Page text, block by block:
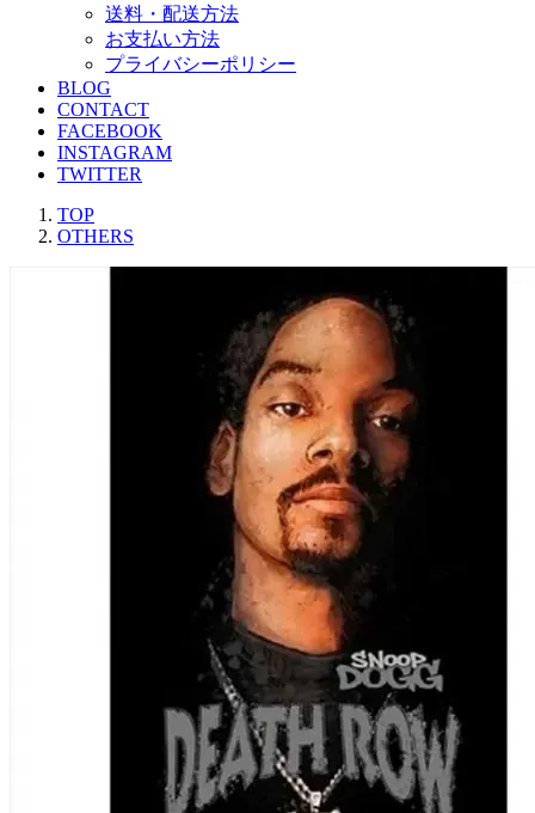
送料・配送方法
お支払い方法
プライバシーポリシー
BLOG
CONTACT
FACEBOOK
INSTAGRAM
TWITTER
TOP
OTHERS